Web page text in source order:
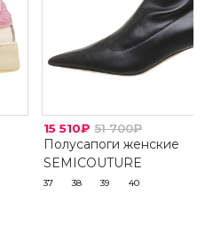
15 510₽ 51 700₽
Полусапоги женские
SEMICOUTURE
37 38 39 40